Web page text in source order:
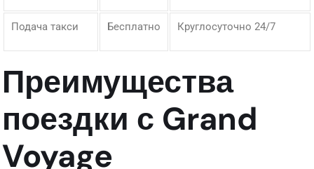
Подача такси Бесплатно Круглосуточно 24/7
Преимущества
поездки с Grand
Voyage